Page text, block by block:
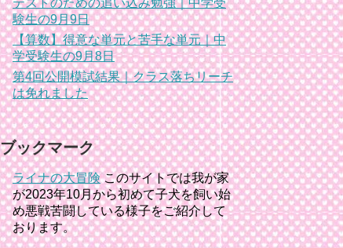
験生の9月9日
【算数】得意な単元と苦手な単元｜中
学受験生の9月8日
第4回公開模試結果｜クラス落ちリーチ
は免れました
ブックマーク
ライナの大冒険このサイトでは我が家
が2023年10月から初めて子犬を飼い始
め悪戦苦闘している様子をご紹介して
おります。